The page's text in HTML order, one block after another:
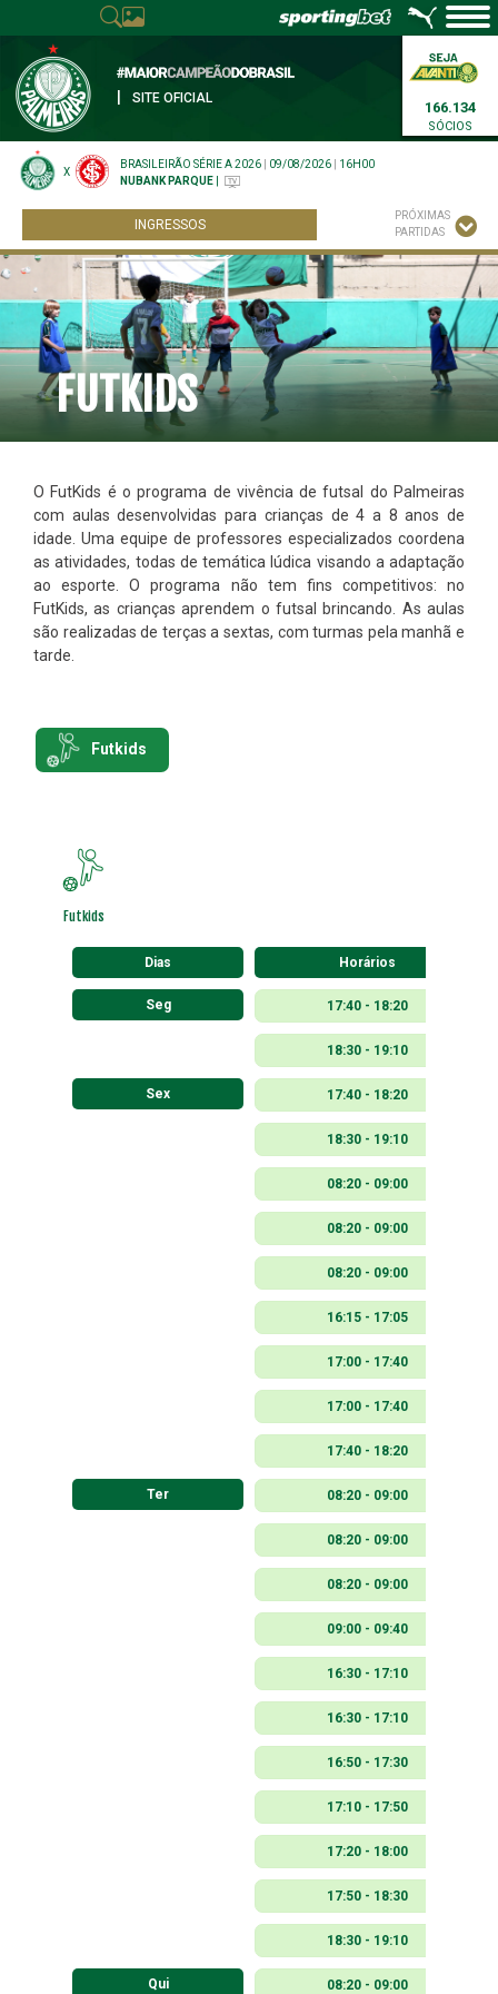
SITE OFICIAL
166.134
SÓCIOS
X
BRASILEIRÃO SÉRIE A 2026 09/08/2026
16H00
NUBANK PARQUE
INGRESSOS
PRÓXIMAS
PARTIDAS
FUTKIDS
O FutKids é o programa de vivência de futsal do Palmeiras
com aulas desenvolvidas para crianças de 4 a 8 anos de
idade. Uma equipe de professores especializados coordena
as atividades, todas de temática lúdica visando a adaptação
ao esporte. O programa não tem fins competitivos: no
FutKids, as crianças aprendem o futsal brincando. As aulas
são realizadas de terças a sextas, com turmas pela manhã e
tarde.
Futkids
Futkids
Dias Horários
Seg 17:40 - 18:20
18:30 - 19:10
Sex 17:40 - 18:20
18:30 - 19:10
08:20 - 09:00
08:20 - 09:00
08:20 - 09:00
16:15 - 17:05
17:00 - 17:40
17:00 - 17:40
17:40 - 18:20
Ter 08:20 - 09:00
08:20 - 09:00
08:20 - 09:00
09:00 - 09:40
16:30 - 17:10
16:30 - 17:10
16:50 - 17:30
17:10 - 17:50
17:20 - 18:00
17:50 - 18:30
18:30 - 19:10
Qui 08:20 - 09:00